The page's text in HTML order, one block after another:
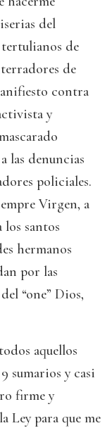
del
de
de
contra
y
las denuncias
policiales.
Virgen, a
los santos
hermanos
por las
“one” Dios,
aquellos
sumarios y casi
firme y
Ley para que me